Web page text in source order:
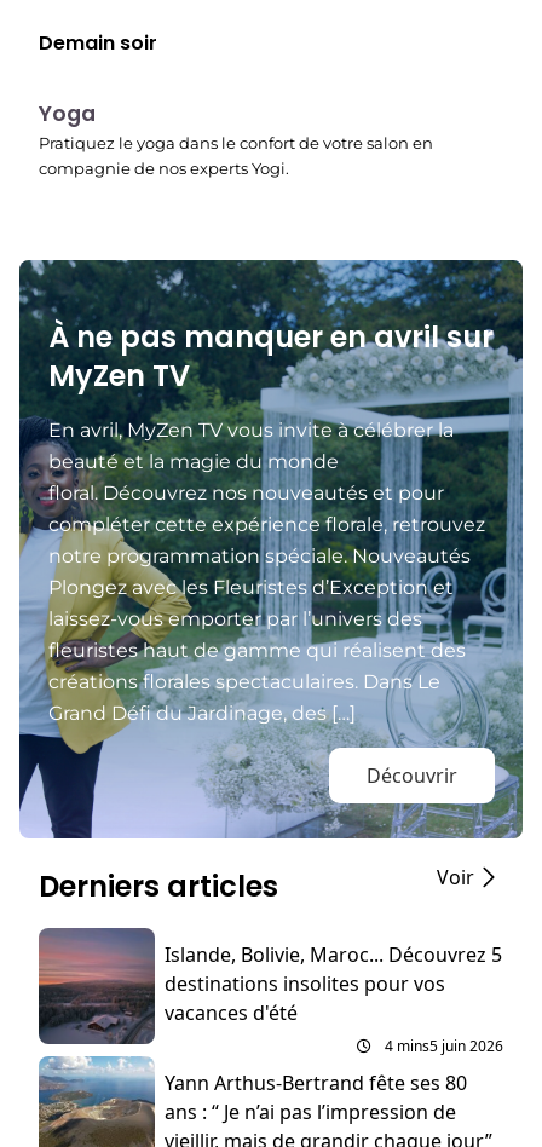
Demain soir
00:15
Yoga
Pratiquez le yoga dans le confort de votre salon en
compagnie de nos experts Yogi.
À ne pas manquer en avril sur
MyZen TV
En avril, MyZen TV vous invite à célébrer la
beauté et la magie du monde
floral. Découvrez nos nouveautés et pour
compléter cette expérience florale, retrouvez
notre programmation spéciale. Nouveautés
Plongez avec les Fleuristes d’Exception et
laissez-vous emporter par l’univers des
fleuristes haut de gamme qui réalisent des
créations florales spectaculaires. Dans Le
Grand Défi du Jardinage, des […]
Découvrir
Derniers articles Voir
Islande, Bolivie, Maroc... Découvrez 5
destinations insolites pour vos
vacances d'été
4 mins5 juin 2026
Yann Arthus-Bertrand fête ses 80
ans : “ Je n’ai pas l’impression de
vieillir, mais de grandir chaque jour”